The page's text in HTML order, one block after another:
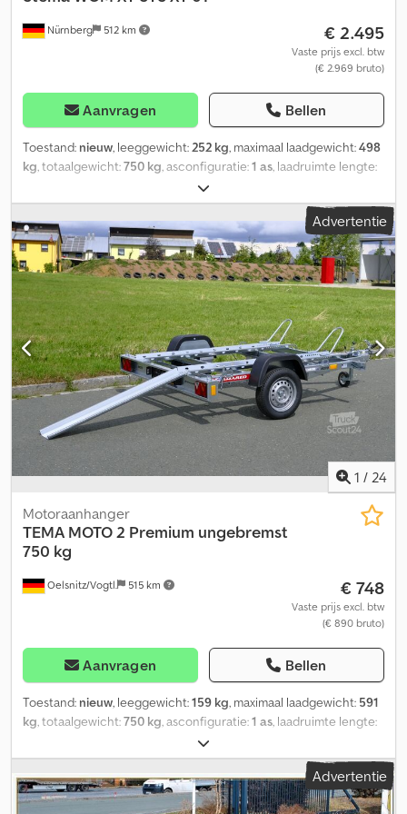
Nürnberg 512 km € 2.495
Vaste prijs excl. btw
(€ 2.969 bruto)
Aanvragen Bellen
Toestand: nieuw, leeggewicht:252 kg, maximaal laadgewicht:498
kg, totaalgewicht:750 kg, asconfiguratie:1 as, laadruimte lengte:
1.280 mm
bandenmaten:145/80 r13, Uitrusting:aanhangwagenkoppeling,
Stema WOM kipperkar Toelaatbaar totaalgewicht 750 kg Nuttig
laadvermogen ca. 500 kg Handmatig kantelbaar Aan drie zijden
voorzien van gatenrail Dsdpfx Akei Dqn Hjcswa Eenassig,
ongeremd Dissel met steunwiel Gezeefdrukte bodem
Kentekenplaatdrager, inklapbaar Elektrische bedrading, 13-polig
Advertentie
1 / 24
Oelsnitz/Vogtl. 515 km
Motoraanhanger
TEMA MOTO 2 Premium ungebremst
750 kg
€ 748
Vaste prijs excl. btw
(€ 890 bruto)
Aanvragen Bellen
Toestand: nieuw, leeggewicht:159 kg, maximaal laadgewicht: 591
kg , totaalgewicht:750 kg , asconfiguratie:1 as , laadruimte lengte:
1.550 mm
totale breedte:1.930 mm, totale hoogte:830 mm, bandenmaten:
R13, aanhangerrem:ongeremde aanhanger, Temared MOTO 2
Premium Motorfietsaanhanger voor 1 of 2 motorfietsen
Advertentie